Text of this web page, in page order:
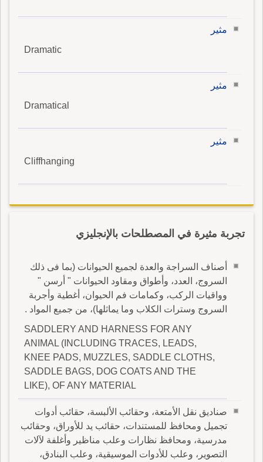
مثير
Dramatic
مثير
Dramatical
مثير
Cliffhanging
تجربة مثيرة في المصطلحات بالإنجليزي
أصناف السراجة والعدة لجميع الحيوانات (بما فى ذلك
السروج، العدد، وأطواق ومقاود الحيوانات " أرسن "
وواقيات الركب، وكمامات فم الحيوان، أغطية وأجربة
السروج وسترات الكلاب وما يماثلها)، من جميع المواد .
SADDLERY AND HARNESS FOR ANY
ANIMAL (INCLUDING TRACES, LEADS,
KNEE PADS, MUZZLES, SADDLE CLOTHS,
SADDLE BAGS, DOG COATS AND THE
LIKE), OF ANY MATERIAL
صناديق نقل الأمتعة، وحقائب الألبسة، حقائب أدوات
تجميل ومحافظ للمستندات، حقائب يد للأوراق، وحقائب
مدرسية، ومحافظ نظارات وعلب مناظير وأغلفة لآلات
التصوير، وعلب للأدوات الموسيقية، وعلب البنادق،